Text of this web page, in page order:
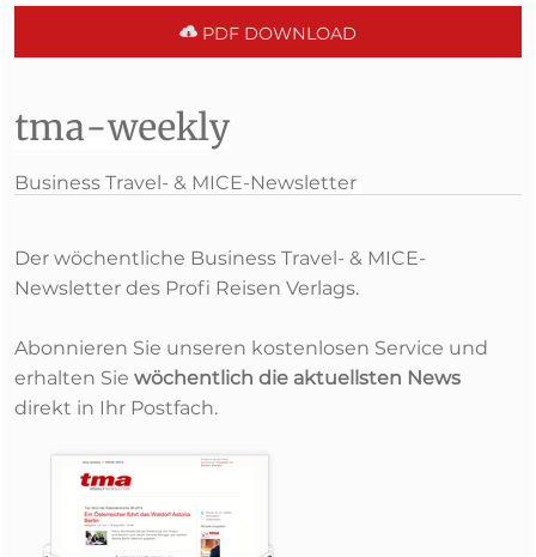
PDF DOWNLOAD
tma-weekly
Business Travel- & MICE-Newsletter
Der wöchentliche Business Travel- & MICE-
Newsletter des Profi Reisen Verlags.
Abonnieren Sie unseren kostenlosen Service und
erhalten Sie wöchentlich die aktuellsten News
direkt in Ihr Postfach.